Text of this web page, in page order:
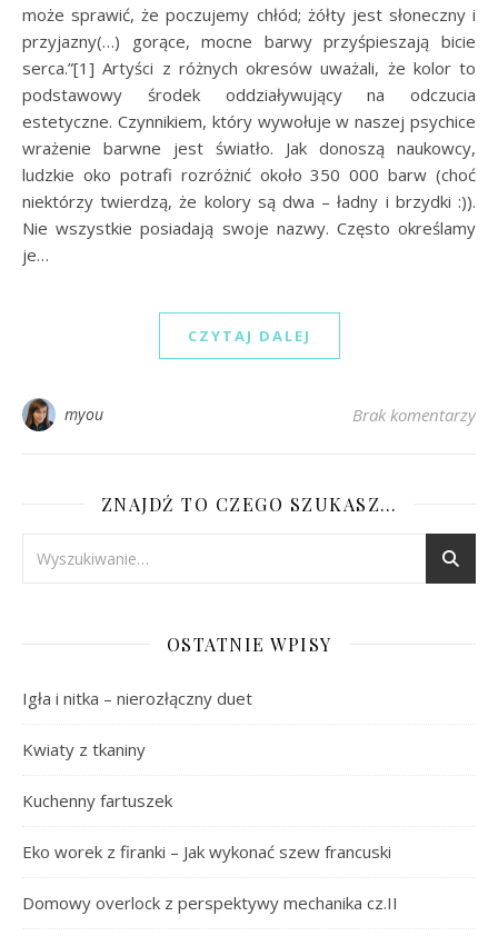
może sprawić, że poczujemy chłód; żółty jest słoneczny i
przyjazny(…) gorące, mocne barwy przyśpieszają bicie
serca.”[1] Artyści z różnych okresów uważali, że kolor to
podstawowy środek oddziaływujący na odczucia
estetyczne. Czynnikiem, który wywołuje w naszej psychice
wrażenie barwne jest światło. Jak donoszą naukowcy,
ludzkie oko potrafi rozróżnić około 350 000 barw (choć
niektórzy twierdzą, że kolory są dwa – ładny i brzydki :)).
Nie wszystkie posiadają swoje nazwy. Często określamy
je…
CZYTAJ DALEJ
myou Brak komentarzy
ZNAJDŹ TO CZEGO SZUKASZ…
OSTATNIE WPISY
Igła i nitka – nierozłączny duet
Kwiaty z tkaniny
Kuchenny fartuszek
Eko worek z firanki – Jak wykonać szew francuski
Domowy overlock z perspektywy mechanika cz.II